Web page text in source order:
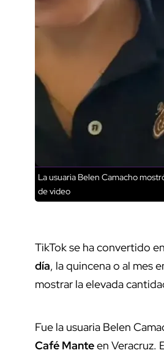
La usuaria Belen Camacho
de video
TikTok se ha convertido
día, la quincena o al mes
mostrar la elevada
Fue la usuaria Belen
Café Manteen Veracruz.